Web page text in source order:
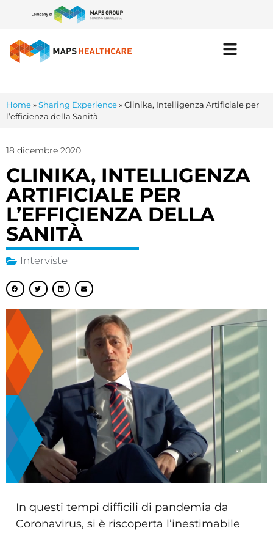
Home»Sharing Experience»Clinika, Intelligenza Artificiale per
l’efficienza della Sanità
18 dicembre 2020
CLINIKA, INTELLIGENZA
ARTIFICIALE PER
L’EFFICIENZA DELLA
SANITÀ
Interviste
In questi tempi difficili di pandemia da
Coronavirus, si è riscoperta l’inestimabile